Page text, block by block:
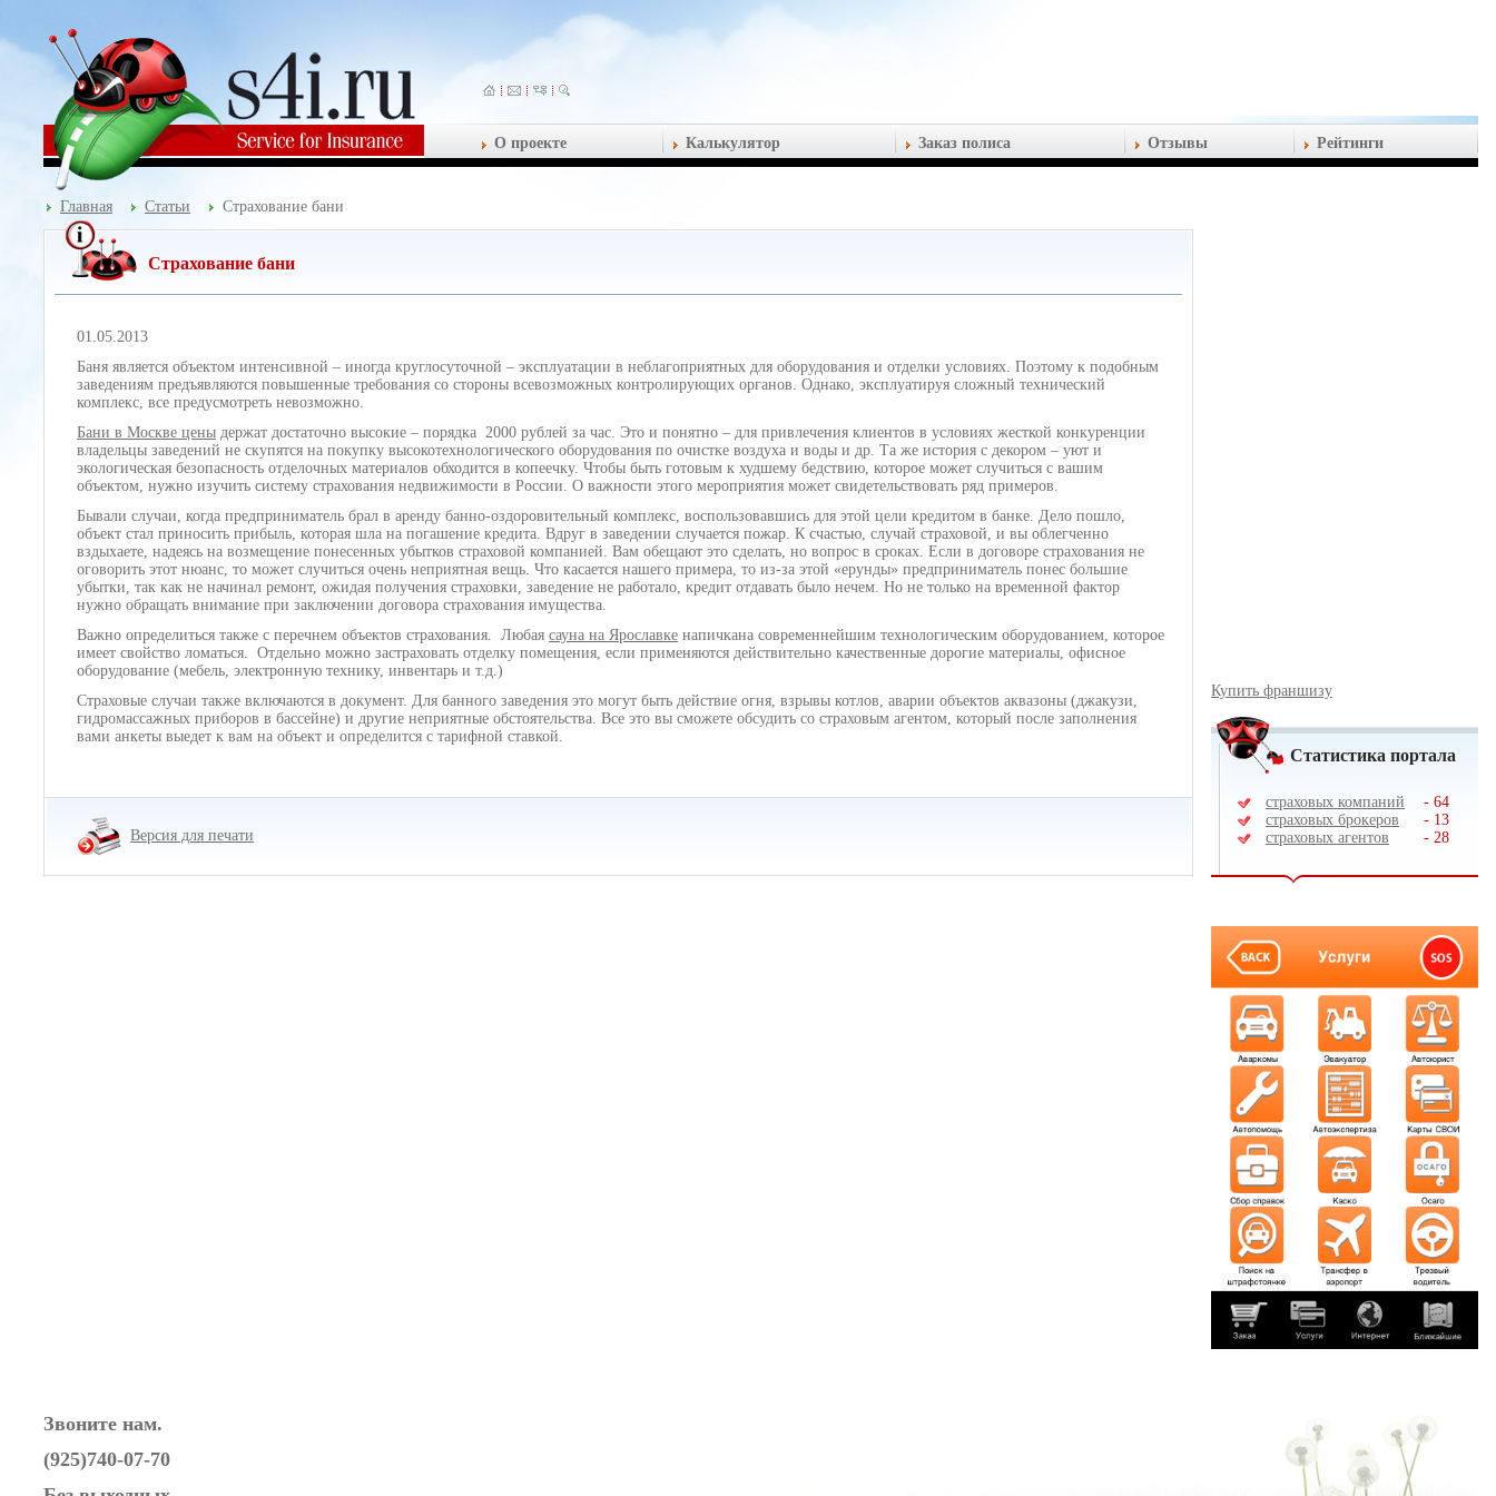
О проекте Калькулятор Заказ полиса Отзывы Рейтинги
Главная Статьи Страхование бани
Страхование бани
01.05.2013
Баня является объектом интенсивной – иногда круглосуточной – эксплуатации в неблагоприятных для оборудования и отделки условиях. Поэтому к подобным
заведениям предъявляются повышенные требования со стороны всевозможных контролирующих органов. Однако, эксплуатируя сложный технический
комплекс, все предусмотреть невозможно.
Бани в Москве цены держат достаточно высокие – порядка 2000 рублей за час. Это и понятно – для привлечения клиентов в условиях жесткой конкуренции
владельцы заведений не скупятся на покупку высокотехнологического оборудования по очистке воздуха и воды и др. Та же история с декором – уют и
экологическая безопасность отделочных материалов обходится в копеечку. Чтобы быть готовым к худшему бедствию, которое может случиться с вашим
объектом, нужно изучить систему страхования недвижимости в России. О важности этого мероприятия может свидетельствовать ряд примеров.
Бывали случаи, когда предприниматель брал в аренду банно-оздоровительный комплекс, воспользовавшись для этой цели кредитом в банке. Дело пошло,
объект стал приносить прибыль, которая шла на погашение кредита. Вдруг в заведении случается пожар. К счастью, случай страховой, и вы облегченно
вздыхаете, надеясь на возмещение понесенных убытков страховой компанией. Вам обещают это сделать, но вопрос в сроках. Если в договоре страхования не
оговорить этот нюанс, то может случиться очень неприятная вещь. Что касается нашего примера, то из-за этой «ерунды» предприниматель понес большие
убытки, так как не начинал ремонт, ожидая получения страховки, заведение не работало, кредит отдавать было нечем. Но не только на временной фактор
нужно обращать внимание при заключении договора страхования имущества.
Важно определиться также с перечнем объектов страхования. Любая сауна на Ярославке напичкана современнейшим технологическим оборудованием, которое
имеет свойство ломаться. Отдельно можно застраховать отделку помещения, если применяются действительно качественные дорогие материалы, офисное
оборудование (мебель, электронную технику, инвентарь и т.д.)
Страховые случаи также включаются в документ. Для банного заведения это могут быть действие огня, взрывы котлов, аварии объектов аквазоны (джакузи,
гидромассажных приборов в бассейне) и другие неприятные обстоятельства. Все это вы сможете обсудить со страховым агентом, который после заполнения
вами анкеты выедет к вам на объект и определится с тарифной ставкой.
Версия для печати
Купить франшизу
Статистика портала
страховых компаний - 64
страховых брокеров
- 13
страховых агентов
- 28
Звоните нам.
(925)740-07-70